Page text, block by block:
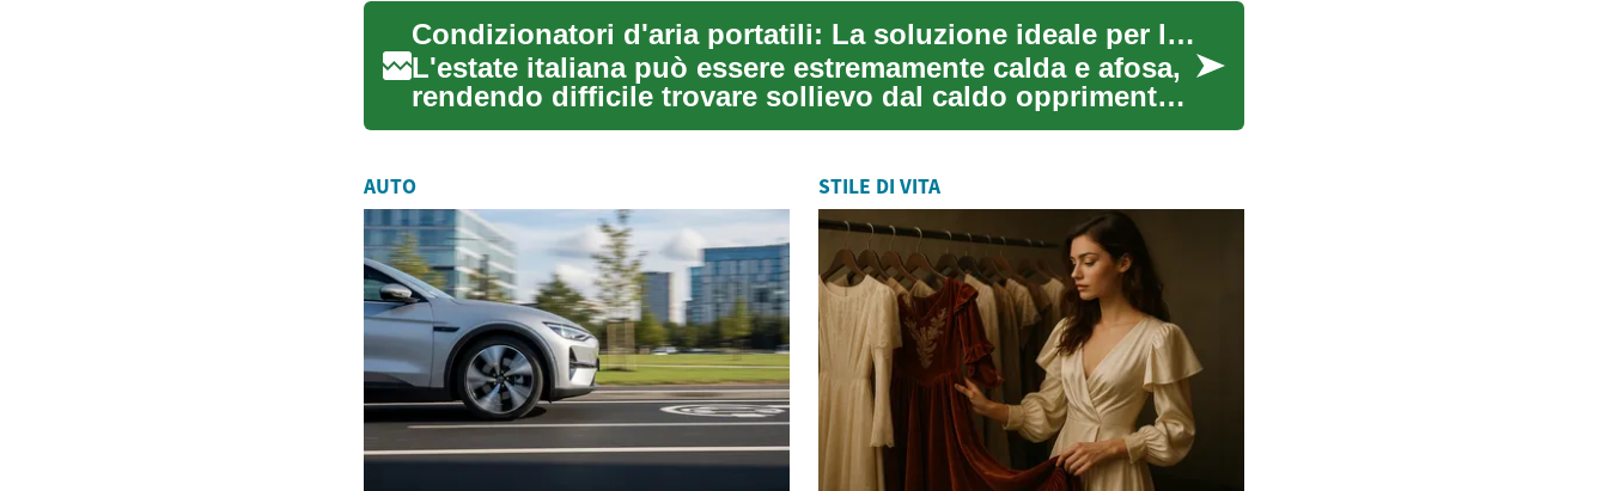
Condizionatori d'aria portatili: La soluzione ideale per l'estate
L'estate italiana può essere estremamente calda e afosa,
rendendo difficile trovare sollievo dal caldo opprimente.
Fo...
AUTO STILE DI VITA